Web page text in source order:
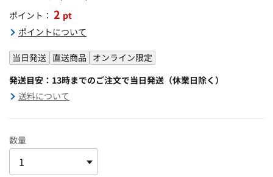
ポイント： 2 pt
ポイントについて
当日発送 直送商品 オンライン限定
発送目安：13時までのご注文で当日発送（休業日除く）
送料について
数量